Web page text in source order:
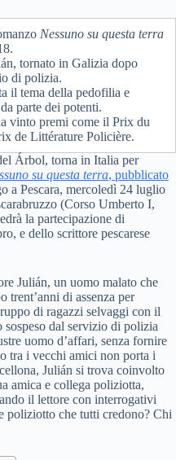
Nessuno su questa terra
tornato in Galizia dopo
di polizia.
il tema della pedofilia e
parte dei potenti.
vinto premi come il Prix du
de Littérature Policière.
Árbol, torna in Italia per
su questa terra, pubblicato
a Pescara, mercoledì 24 luglio
(Corso Umberto I,
la partecipazione di
e dello scrittore pescarese
Julián, un uomo malato che
di assenza per
di ragazzi selvaggi con il
dal servizio di polizia
uomo d’affari, senza fornire
tra i vecchi amici non porta i
Julián si trova coinvolto
amica e collega poliziotta,
il lettore con interrogativi
poliziotto che tutti credono? Chi